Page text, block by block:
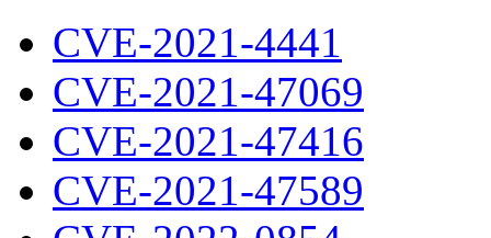
CVE-2021-4441
CVE-2021-47069
CVE-2021-47416
CVE-2021-47589